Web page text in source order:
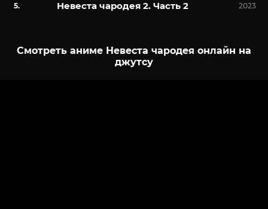
Невеста чародея 2. Часть 2 2023
Смотреть аниме Невеста чародея онлайн на
джутсу